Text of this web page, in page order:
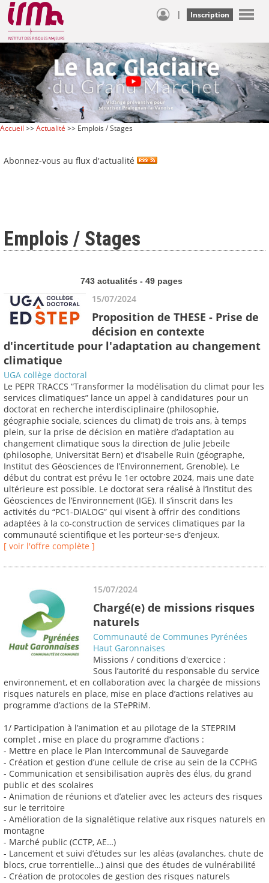
| Inscription
Accueil >>Actualité >> Emplois / Stages
Abonnez-vous au flux d'actualité
Emplois / Stages
743 actualités - 49 pages
15/07/2024
Proposition de THESE - Prise de
décision en contexte
d'incertitude pour l'adaptation au changement
climatique
UGA collège doctoral
Le PEPR TRACCS “Transformer la modélisation du climat pour les
services climatiques” lance un appel à candidatures pour un
doctorat en recherche interdisciplinaire (philosophie,
géographie sociale, sciences du climat) de trois ans, à temps
plein, sur la prise de décision en matière d’adaptation au
changement climatique sous la direction de Julie Jebeile
(philosophe, Universität Bern) et d’Isabelle Ruin (géographe,
Institut des Géosciences de l’Environnement, Grenoble). Le
début du contrat est prévu le 1er octobre 2024, mais une date
ultérieure est possible. Le doctorat sera réalisé à l’Institut des
Géosciences de l’Environnement (IGE). Il s’inscrit dans les
activités du “PC1-DIALOG” qui visent à offrir des conditions
adaptées à la co-construction de services climatiques par la
communauté scientifique et les porteur·se·s d’enjeux.
[ voir l'offre complète ]
15/07/2024
Chargé(e) de missions risques
naturels
Communauté de Communes Pyrénées
Haut Garonnaises
Missions / conditions d'exercice :
Sous l’autorité du responsable du service
environnement, et en collaboration avec la chargée de missions
risques naturels en place, mise en place d’actions relatives au
programme d’actions de la STePRiM.
1/ Participation à l’animation et au pilotage de la STEPRIM
complet , mise en place du programme d’actions :
- Mettre en place le Plan Intercommunal de Sauvegarde
- Création et gestion d’une cellule de crise au sein de la CCPHG
- Communication et sensibilisation auprès des élus, du grand
public et des scolaires
- Animation de réunions et d’atelier avec les acteurs des risques
sur le territoire
- Amélioration de la signalétique relative aux risques naturels en
montagne
- Marché public (CCTP, AE…)
- Lancement et suivi d’études sur les aléas (avalanches, chute de
blocs, crue torrentielle…) ainsi que des études de vulnérabilité
- Création de protocoles de gestion des risques naturels